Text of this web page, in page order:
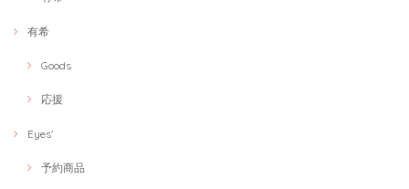
有希
Goods
応援
Eyes'
予約商品